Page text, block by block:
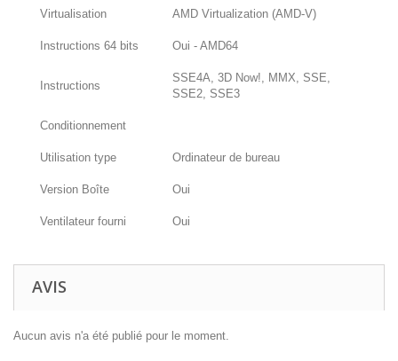
Virtualisation AMD Virtualization (AMD-V)
Instructions 64 bits Oui - AMD64
Instructions
SSE4A, 3D Now!, MMX, SSE,
SSE2, SSE3
Conditionnement
Utilisation type Ordinateur de bureau
Version Boîte Oui
Ventilateur fourni Oui
AVIS
Aucun avis n'a été publié pour le moment.